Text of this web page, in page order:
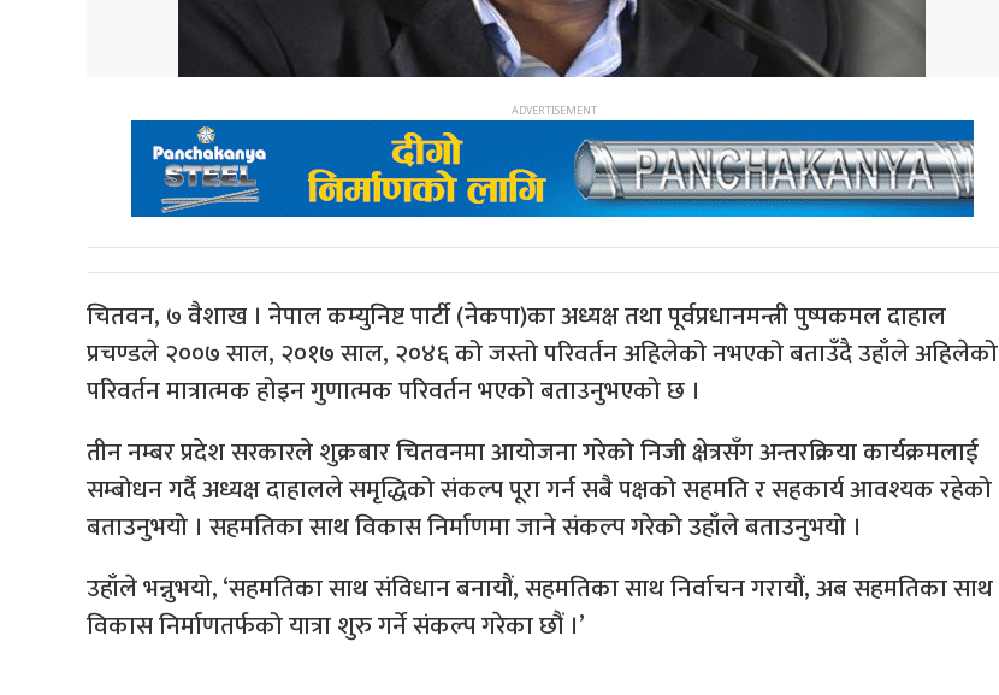
चितवन, ७ वैशाख । नेपाल कम्युनिष्ट पार्टी (नेकपा)का अध्यक्ष तथा पूर्वप्रधानमन्त्री पुष्पकमल दाहाल
प्रचण्डले २००७ साल, २०१७ साल, २०४६ को जस्तो परिवर्तन अहिलेको नभएको बताउँदै उहाँले अहिलेको
परिवर्तन मात्रात्मक होइन गुणात्मक परिवर्तन भएको बताउनुभएको छ ।
तीन नम्बर प्रदेश सरकारले शुक्रबार चितवनमा आयोजना गरेको निजी क्षेत्रसँग अन्तरक्रिया कार्यक्रमलाई
सम्बोधन गर्दै अध्यक्ष दाहालले समृद्धिको संकल्प पूरा गर्न सबै पक्षको सहमति र सहकार्य आवश्यक रहेको
बताउनुभयो । सहमतिका साथ विकास निर्माणमा जाने संकल्प गरेको उहाँले बताउनुभयो ।
उहाँले भन्नुभयो, ‘सहमतिका साथ संविधान बनायौं, सहमतिका साथ निर्वाचन गरायौं, अब सहमतिका साथ
विकास निर्माणतर्फको यात्रा शुरु गर्ने संकल्प गरेका छौं ।’